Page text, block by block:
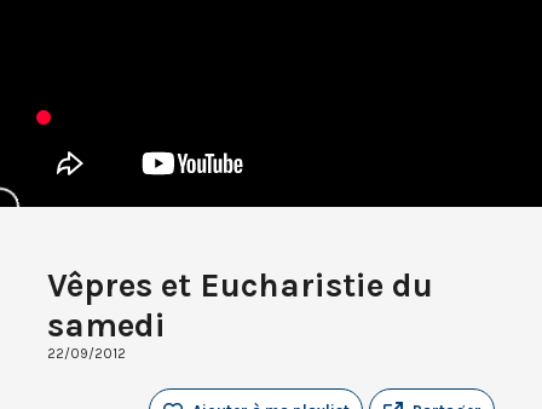
Vêpres et Eucharistie du
samedi
22/09/2012